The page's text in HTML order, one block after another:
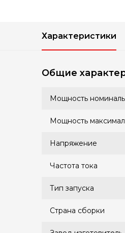
Характеристики
Общие
Мощность
Мощность
Напряжение
Частота тока
Тип запуска
Страна сборки